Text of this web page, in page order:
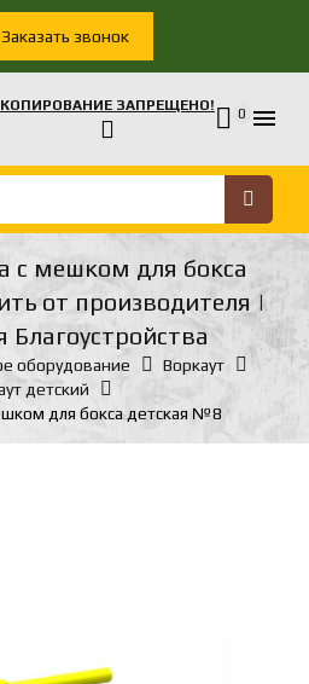
Заказать звонок
КОПИРОВАНИЕ ЗАПРЕЩЕНО! 0 
с мешком для бокса
от производителя |
Благоустройства
оборудование
Воркаут
детский
для бокса детская №8